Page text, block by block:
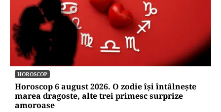
HOROSCOP
Horoscop 6 august 2026. O zodie își întâlnește
marea dragoste, alte trei primesc surprize
amoroase